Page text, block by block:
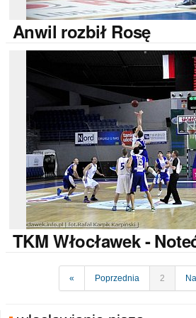
Anwil rozbił Rosę
TKM Włocławek -
« Poprzednia 2